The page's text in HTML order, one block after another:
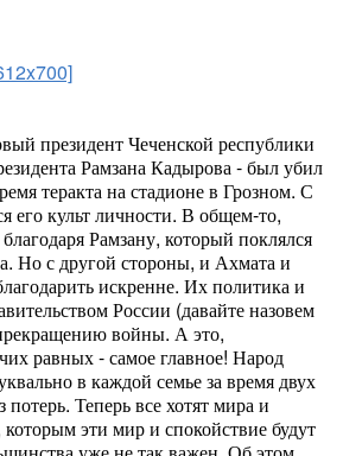
президент Чеченской республики
Рамзана Кадырова - был убил
теракта на стадионе в Грозном. С
его культ личности. В общем-то,
Рамзану, который поклялся
Но с другой стороны, и Ахмата и
искренне. Их политика и
России (давайте назовем
войны. А это,
равных - самое главное! Народ
в каждой семье за время двух
Теперь все хотят мира и
эти мир и спокойствие будут